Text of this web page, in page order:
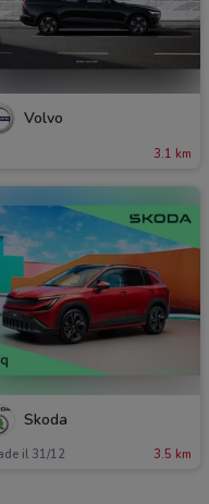
Volvo
3.1 km
Skoda
il 31/12 3.5 km